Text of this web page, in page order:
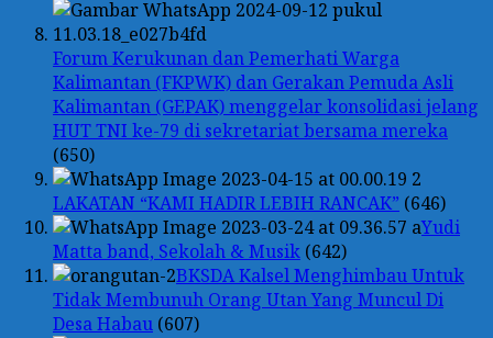
Forum Kerukunan dan Pemerhati Warga
Kalimantan (FKPWK) dan Gerakan Pemuda Asli
Kalimantan (GEPAK) menggelar konsolidasi jelang
HUT TNI ke-79 di sekretariat bersama mereka
(650)
LAKATAN “KAMI HADIR LEBIH RANCAK” (646)
Yudi
Matta band, Sekolah & Musik (642)
BKSDA Kalsel Menghimbau Untuk
Tidak Membunuh Orang Utan Yang Muncul Di
Desa Habau (607)